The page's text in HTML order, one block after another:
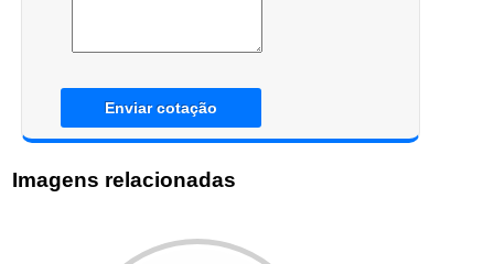
Enviar cotação
Imagens relacionadas